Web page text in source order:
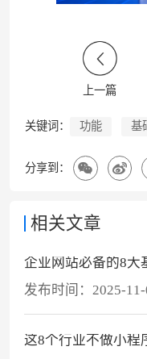
上一篇
关键词： 功能 基
分享到：
相关文章
企业网站必备的8大
发布时间： 2025-
这8个行业不做小程